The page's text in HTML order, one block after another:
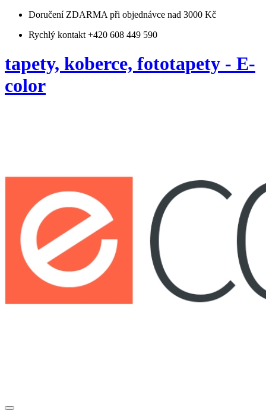
Doručení ZDARMA při objednávce nad 3000 Kč
Rychlý kontakt +420 608 449 590
tapety, koberce, fototapety - E-
color